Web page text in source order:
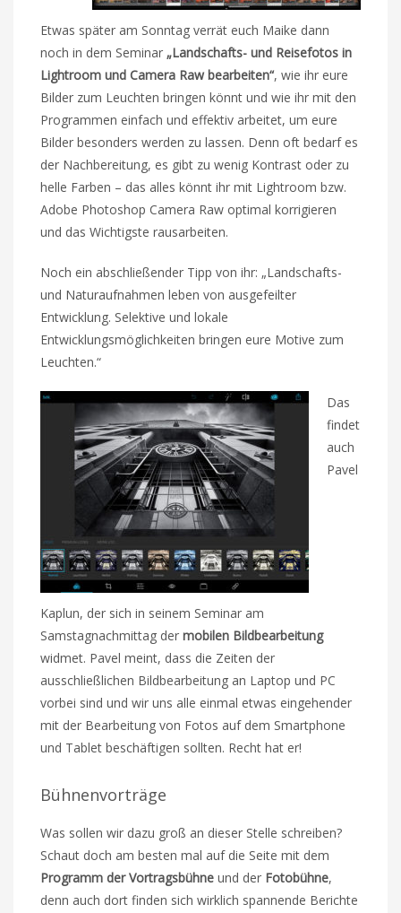
Etwas später am Sonntag verrät euch Maike dann
noch in dem Seminar „Landschafts- und Reisefotos in
Lightroom und Camera Raw bearbeiten“, wie ihr eure
Bilder zum Leuchten bringen könnt und wie ihr mit den
Programmen einfach und effektiv arbeitet, um eure
Bilder besonders werden zu lassen. Denn oft bedarf es
der Nachbereitung, es gibt zu wenig Kontrast oder zu
helle Farben – das alles könnt ihr mit Lightroom bzw.
Adobe Photoshop Camera Raw optimal korrigieren
und das Wichtigste rausarbeiten.
Noch ein abschließender Tipp von ihr: „Landschafts-
und Naturaufnahmen leben von ausgefeilter
Entwicklung. Selektive und lokale
Entwicklungsmöglichkeiten bringen eure Motive zum
Leuchten.“
Das
findet
auch
Pavel
Kaplun, der sich in seinem Seminar am
Samstagnachmittag der mobilen Bildbearbeitung
widmet. Pavel meint, dass die Zeiten der
ausschließlichen Bildbearbeitung an Laptop und PC
vorbei sind und wir uns alle einmal etwas eingehender
mit der Bearbeitung von Fotos auf dem Smartphone
und Tablet beschäftigen sollten. Recht hat er!
Bühnenvorträge
Was sollen wir dazu groß an dieser Stelle schreiben?
Schaut doch am besten mal auf die Seite mit dem
Programm der Vortragsbühne und der Fotobühne,
denn auch dort finden sich wirklich spannende Berichte